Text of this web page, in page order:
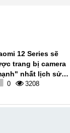
12 Series sẽ
trang bị camera
nhất lịch sử
0 3208